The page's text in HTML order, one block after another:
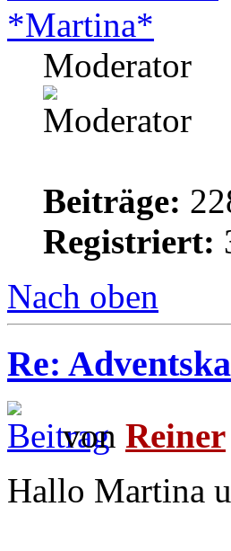
*Martina*
Moderator
Beiträge:
Registriert:
Nach oben
Re:
von Reiner
Hallo Martina